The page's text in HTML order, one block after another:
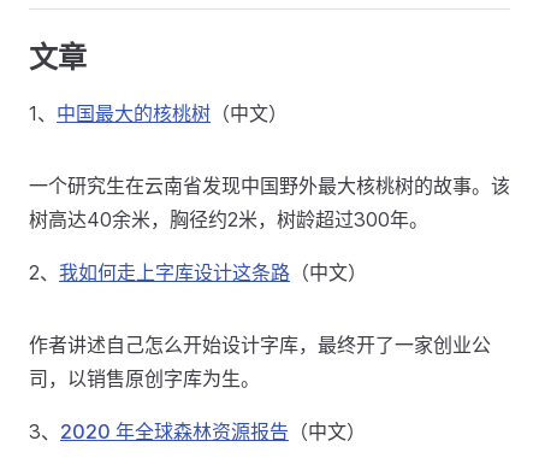
文章
1、 中国最大的核桃树 （中文）
一个研究生在云南省发现中国野外最大核桃树的故事。该
树高达40余米，胸径约2米，树龄超过300年。
2、 我如何走上字库设计这条路 （中文）
作者讲述自己怎么开始设计字库，最终开了一家创业公
司，以销售原创字库为生。
3、 2020 年全球森林资源报告 （中文）